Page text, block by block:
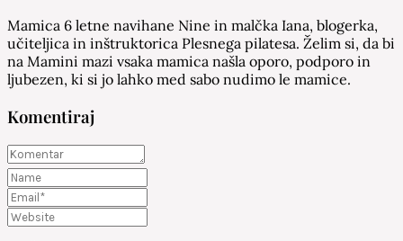
Mamica 6 letne navihane Nine in malčka Iana, blogerka,
učiteljica in inštruktorica Plesnega pilatesa. Želim si, da bi
na Mamini mazi vsaka mamica našla oporo, podporo in
ljubezen, ki si jo lahko med sabo nudimo le mamice.
Komentiraj